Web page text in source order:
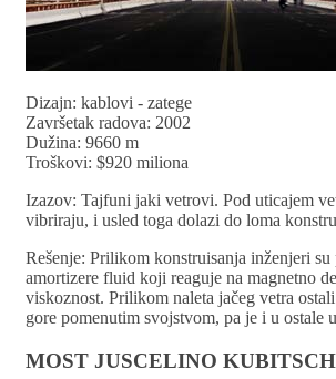
Dizajn: kablovi - zatege
Završetak radova: 2002
Dužina: 9660 m
Troškovi: $920 miliona
Izazov: Tajfuni jaki vetrovi. Pod uticajem
vibriraju, i usled toga dolazi do loma
Rešenje: Prilikom konstruisanja inženjeri
amortizere fluid koji reaguje na magnetno
viskoznost. Prilikom naleta jačeg vetra
gore pomenutim svojstvom, pa je i u ostale
MOST JUSCELINO